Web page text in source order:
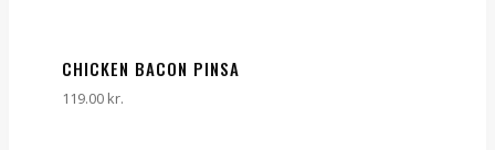
CHICKEN BACON PINSA
119.00 kr.